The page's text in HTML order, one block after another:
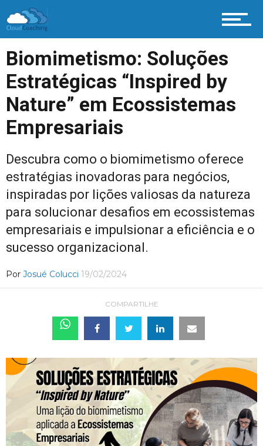
Biomimetismo: Soluções
Estratégicas “Inspired by
Nature” em Ecossistemas
Empresariais
Descubra como o biomimetismo oferece
estratégias inovadoras para negócios,
inspiradas por lições valiosas da natureza
para solucionar desafios em ecossistemas
empresariais e impulsionar a eficiência e o
sucesso organizacional.
Por Josué Colucci 19/02/2024
COMPARTILHE